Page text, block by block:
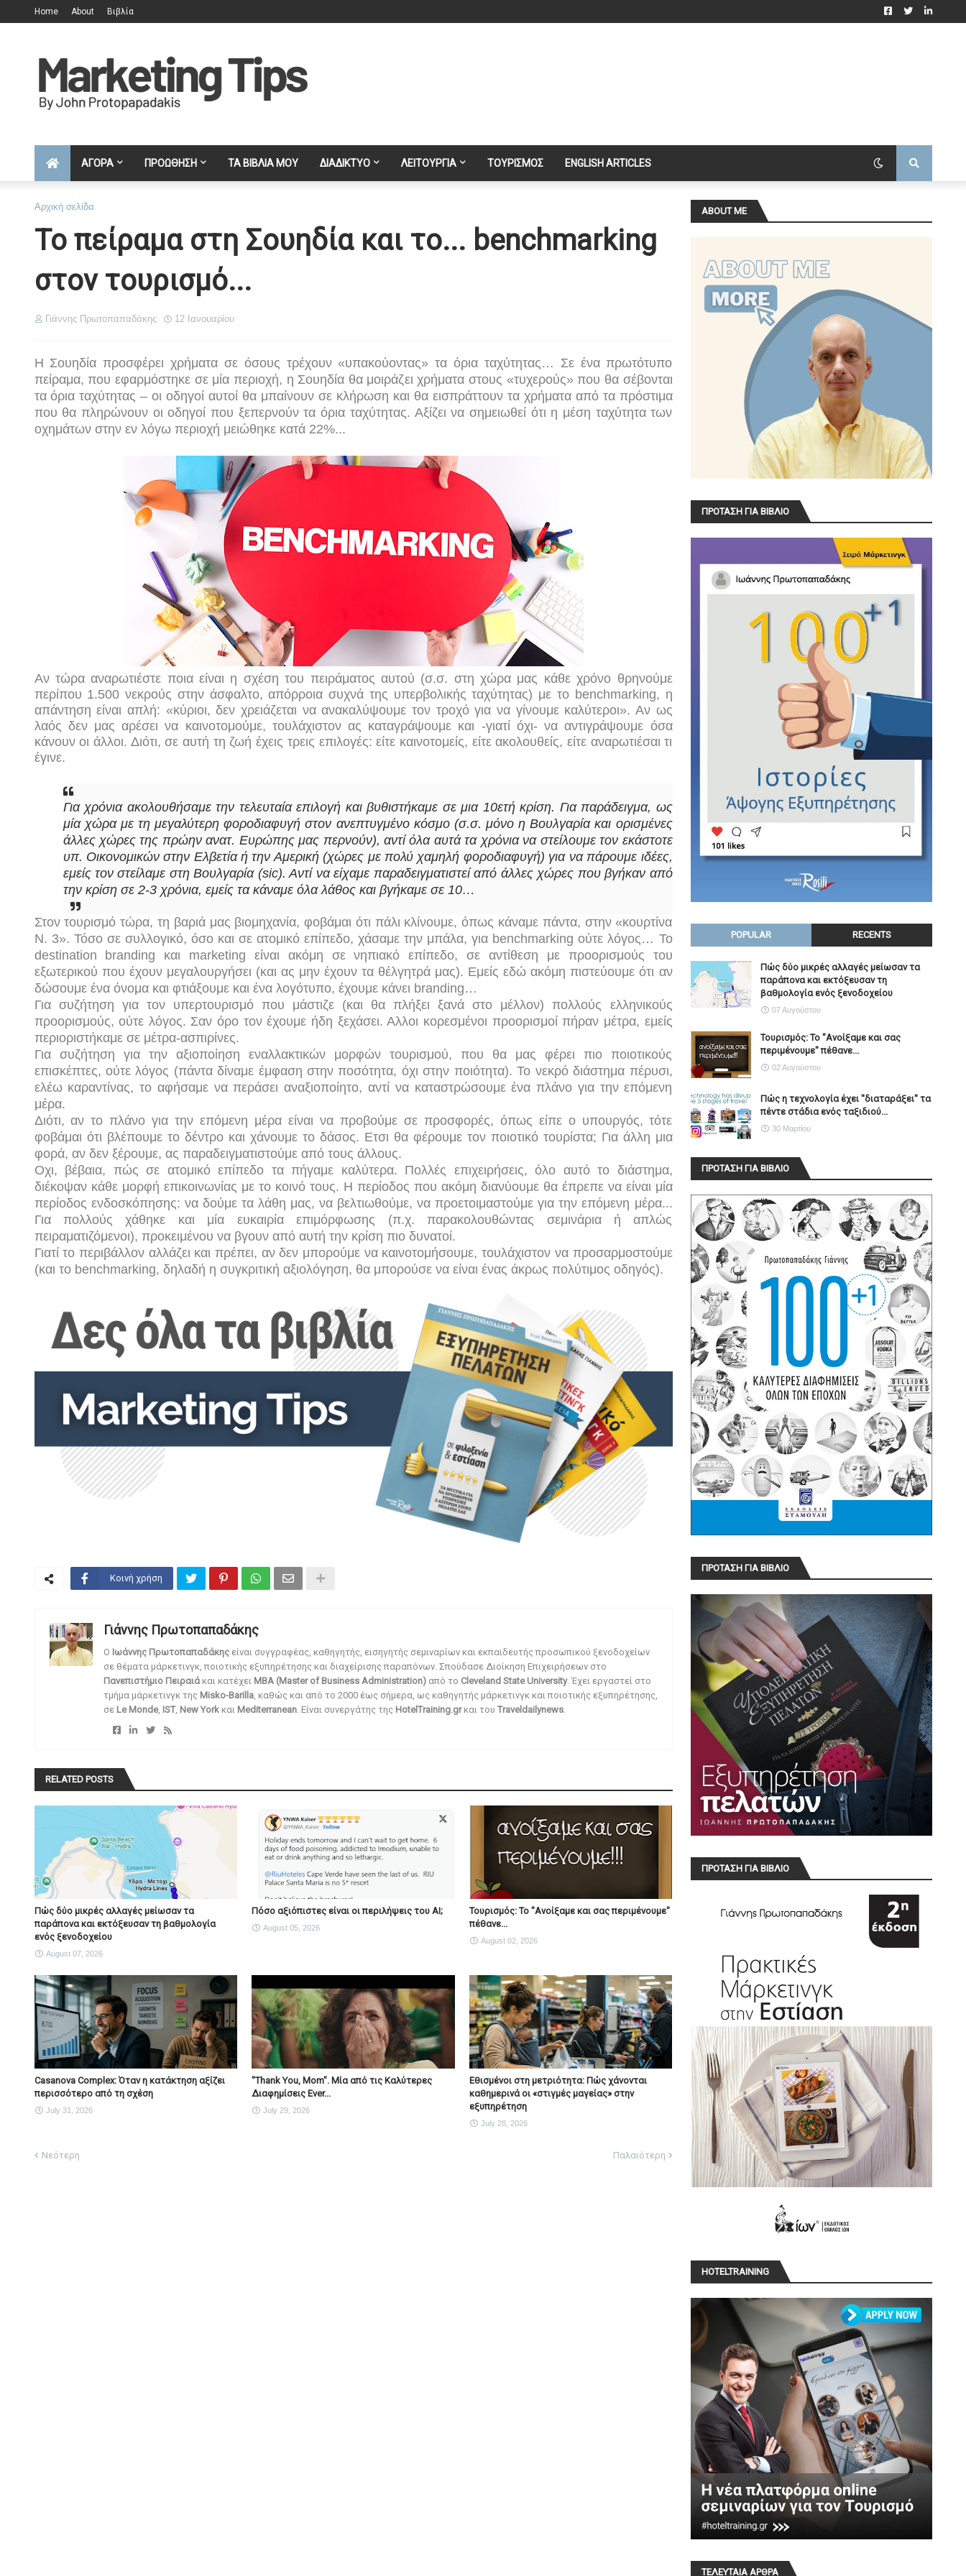
Home About Βιβλία
ΑΓΟΡΑ ΠΡΟΩΘΗΣΗ ΤΑ ΒΙΒΛΙΑ ΜΟΥ ΔΙΑΔΙΚΤΥΟ ΛΕΙΤΟΥΡΓΙΑ ΤΟΥΡΙΣΜΟΣ ENGLISH ARTICLES
Αρχική σελίδα
Το πείραμα στη Σουηδία και το... benchmarking
στον τουρισμό...
Γιάννης Πρωτοπαπαδάκης 12 Ιανουαρίου
Η Σουηδία προσφέρει χρήματα σε όσους τρέχουν «υπακούοντας» τα όρια ταχύτητας… Σε ένα πρωτότυπο
πείραμα, που εφαρμόστηκε σε μία περιοχή, η Σουηδία θα μοιράζει χρήματα στους «τυχερούς» που θα σέβονται
τα όρια ταχύτητας – οι οδηγοί αυτοί θα μπαίνουν σε κλήρωση και θα εισπράττουν τα χρήματα από τα πρόστιμα
που θα πληρώνουν οι οδηγοί που ξεπερνούν τα όρια ταχύτητας. Αξίζει να σημειωθεί ότι η μέση ταχύτητα των
οχημάτων στην εν λόγω περιοχή μειώθηκε κατά 22%...
Αν τώρα αναρωτιέστε ποια είναι η σχέση του πειράματος αυτού (σ.σ. στη χώρα μας κάθε χρόνο θρηνούμε
περίπου 1.500 νεκρούς στην άσφαλτο, απόρροια συχνά της υπερβολικής ταχύτητας) με το benchmarking, η
απάντηση είναι απλή: «κύριοι, δεν χρειάζεται να ανακαλύψουμε τον τροχό για να γίνουμε καλύτεροι». Αν ως
λαός δεν μας αρέσει να καινοτομούμε, τουλάχιστον ας καταγράψουμε και -γιατί όχι- να αντιγράψουμε όσα
κάνουν οι άλλοι. Διότι, σε αυτή τη ζωή έχεις τρεις επιλογές: είτε καινοτομείς, είτε ακολουθείς, είτε αναρωτιέσαι τι
έγινε.
Για χρόνια ακολουθήσαμε την τελευταία επιλογή και βυθιστήκαμε σε μια 10ετή κρίση. Για παράδειγμα, ως
μία χώρα με τη μεγαλύτερη φοροδιαφυγή στον ανεπτυγμένο κόσμο (σ.σ. μόνο η Βουλγαρία και ορισμένες
άλλες χώρες της πρώην ανατ. Ευρώπης μας περνούν), αντί όλα αυτά τα χρόνια να στείλουμε τον εκάστοτε
υπ. Οικονομικών στην Ελβετία ή την Αμερική (χώρες με πολύ χαμηλή φοροδιαφυγή) για να πάρουμε ιδέες,
εμείς τον στείλαμε στη Βουλγαρία (sic). Αντί να είχαμε παραδειγματιστεί από άλλες χώρες που βγήκαν από
την κρίση σε 2-3 χρόνια, εμείς τα κάναμε όλα λάθος και βγήκαμε σε 10…
Στον τουρισμό τώρα, τη βαριά μας βιομηχανία, φοβάμαι ότι πάλι κλίνουμε, όπως κάναμε πάντα, στην «κουρτίνα
Ν. 3». Τόσο σε συλλογικό, όσο και σε ατομικό επίπεδο, χάσαμε την μπάλα, για benchmarking ούτε λόγος… Το
destination
branding και marketing
είναι ακόμη σε νηπιακό επίπεδο, σε αντίθεση με προορισμούς του
εξωτερικού που έχουν μεγαλουργήσει (και ας μην έχουν τα θέλγητρά μας). Εμείς εδώ ακόμη πιστεύουμε ότι αν
δώσουμε ένα όνομα και φτιάξουμε και ένα λογότυπο, έχουμε κάνει branding…
Για συζήτηση για τον υπερτουρισμό που μάστιζε (και θα πλήξει ξανά στο μέλλον) πολλούς ελληνικούς
προορισμούς, ούτε λόγος. Σαν όρο τον έχουμε ήδη ξεχάσει. Αλλοι κορεσμένοι προορισμοί πήραν μέτρα, εμείς
περιοριστήκαμε σε μέτρα-ασπιρίνες.
Για συζήτηση για την αξιοποίηση εναλλακτικών μορφών τουρισμού, που θα μας φέρει πιο ποιοτικούς
επισκέπτες, ούτε λόγος (πάντα δίναμε έμφαση στην ποσότητα, όχι στην ποιότητα). Το νεκρό διάστημα πέρυσι,
ελέω καραντίνας, το αφήσαμε να περάσει αναξιοποίητο, αντί να καταστρώσουμε ένα πλάνο για την επόμενη
μέρα.
Διότι, αν το πλάνο για την επόμενη μέρα είναι να προβούμε σε προσφορές, όπως είπε ο υπουργός, τότε
φοβάμαι ότι βλέπουμε το δέντρο και χάνουμε το δάσος. Ετσι θα φέρουμε τον ποιοτικό τουρίστα; Για άλλη μια
φορά, αν δεν ξέρουμε, ας παραδειγματιστούμε από τους άλλους.
Οχι, βέβαια, πώς σε ατομικό επίπεδο τα πήγαμε καλύτερα. Πολλές επιχειρήσεις, όλο αυτό το διάστημα,
διέκοψαν κάθε μορφή επικοινωνίας με το κοινό τους. Η περίοδος που ακόμη διανύουμε θα έπρεπε να είναι μία
περίοδος ενδοσκόπησης: να δούμε τα λάθη μας, να βελτιωθούμε, να προετοιμαστούμε για την επόμενη μέρα...
Για πολλούς χάθηκε και μία ευκαιρία επιμόρφωσης (π.χ. παρακολουθώντας σεμινάρια ή απλώς
πειραματιζόμενοι), προκειμένου να βγουν από αυτή την κρίση πιο δυνατοί.
Γιατί το περιβάλλον αλλάζει και πρέπει, αν δεν μπορούμε να καινοτομήσουμε, τουλάχιστον να προσαρμοστούμε
(και το benchmarking, δηλαδή η συγκριτική αξιολόγηση, θα μπορούσε να είναι ένας άκρως πολύτιμος οδηγός).
Κοινή χρήση
Γιάννης Πρωτοπαπαδάκης
O Ιωάννης Πρωτοπαπαδάκης είναι συγγραφέας, καθηγητής, εισηγητής σεμιναρίων και εκπαιδευτής προσωπικού ξενοδοχείων
σε θέματα μάρκετινγκ, ποιοτικής εξυπηρέτησης και διαχείρισης παραπόνων. Σπούδασε Διοίκηση Επιχειρήσεων στο
Πανεπιστήμιο Πειραιάκαι κατέχει MBA (Master of Business Administration)από το Cleveland State University. Έχει εργαστεί στο
τμήμα μάρκετινγκ της Misko-Barilla, καθώς και από το 2000 έως σήμερα, ως καθηγητής μάρκετινγκ και ποιοτικής εξυπηρέτησης,
σε Le Monde, IST, New Yorkκαι Mediterranean. Είναι συνεργάτης της HotelTraining.grκαι του Traveldailynews.
RELATED POSTS
Πώς δύο μικρές αλλαγές μείωσαν τα
παράπονα και εκτόξευσαν τη βαθμολογία
ενός ξενοδοχείου
August 07, 2026
Πόσο αξιόπιστες είναι οι περιλήψεις του ΑΙ;
August 05, 2026
Τουρισμός: Το "Ανοίξαμε και σας περιμένουμε"
πέθανε...
August 02, 2026
Casanova Complex: Όταν η κατάκτηση αξίζει
περισσότερο από τη σχέση
July 31, 2026
"Thank You, Mοm". Μία από τις Καλύτερες
Διαφημίσεις Ever...
July 29, 2026
Εθισμένοι στη μετριότητα: Πώς χάνονται
καθημερινά οι «στιγμές μαγείας» στην
εξυπηρέτηση
July 28, 2026
Νεότερη Παλαιότερη
ABOUT ME
ΠΡΟΤΑΣΗ ΓΙΑ ΒΙΒΛΙΟ
POPULAR RECENTS
Πώς δύο μικρές αλλαγές μείωσαν τα
παράπονα και εκτόξευσαν τη
βαθμολογία ενός ξενοδοχείου
07 Αυγούστου
Τουρισμός: Το "Ανοίξαμε και σας
περιμένουμε" πέθανε...
02 Αυγούστου
Πώς η τεχνολογία έχει ''διαταράξει'' τα
πέντε στάδια ενός ταξιδιού...
30 Μαρτίου
ΠΡΟΤΑΣΗ ΓΙΑ ΒΙΒΛΙΟ
ΠΡΟΤΑΣΗ ΓΙΑ ΒΙΒΛΙΟ
ΠΡΟΤΑΣΗ ΓΙΑ ΒΙΒΛΙΟ
HOTELTRAINING
ΤΕΛΕΥΤΑΙΑ ΑΡΘΡΑ